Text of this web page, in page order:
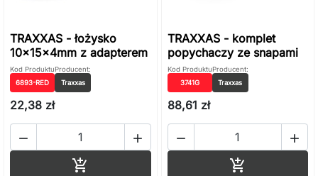
TRAXXAS - łożysko
10x15x4mm z adapterem
Kod Produktu
6893-RED
Producent:
Traxxas
22,38 zł
 

TRAXXAS - komplet
popychaczy ze snapami
Kod Produktu
3741G
Producent:
Traxxas
88,61 zł
 
